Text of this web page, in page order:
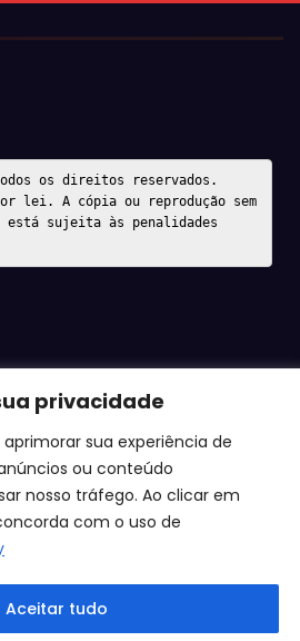
privacidade
sua experiência de
ou conteúdo
nosso tráfego. Ao clicar em
com o uso de
Aceitar tudo
os direitos reservados.
lei. A cópia ou reprodução sem
está sujeita às penalidades